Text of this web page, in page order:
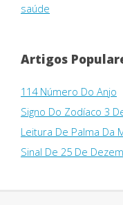
saúde
Artigos
114 Número Do Anjo
Signo Do Zodíaco 3
Leitura De Palma Da
Sinal De 25 De